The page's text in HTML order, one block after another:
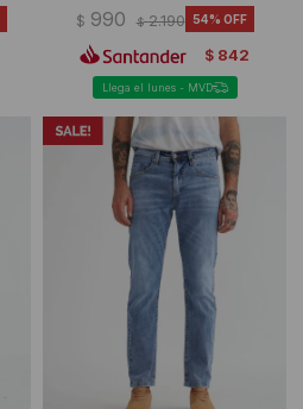
$ 990 $ 2.190 54
$ 842
Llega el lunes - MVD